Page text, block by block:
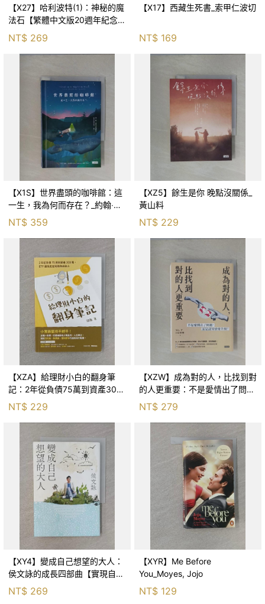
【X27】哈利波特(1)：神秘的魔
法石【繁體中文版20週年紀念】
NT$ 269
【X17】西藏生死書_索甲仁波切
NT$ 169
【X1S】世界盡頭的咖啡館：這
一生，我為何而存在？_約翰‧史
崔勒基, Elsa
NT$ 359
【XZ5】餘生是你 晚點沒關係_
黃山料
NT$ 229
【XZA】給理財小白的翻身筆
記：2年從負債75萬到資產300
萬，ETF讓我走在財務自由路上_
鐵蛋
NT$ 229
【XZW】成為對的人，比找到對
的人更重要：不是愛情出了問
題，而是認知需要升級！_Mr. P
NT$ 279
【XY4】變成自己想望的大人：
侯文詠的成長四部曲【實現自
己】_侯文詠
NT$ 269
【XYR】Me Before
You_Moyes, Jojo
NT$ 129